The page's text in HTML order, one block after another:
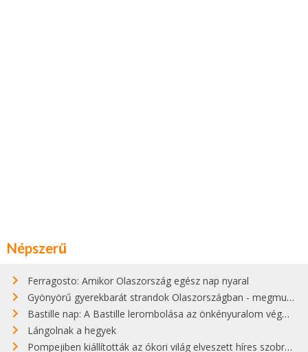
Népszerű
Ferragosto: Amikor Olaszország egész nap nyaral
Gyönyörű gyerekbarát strandok Olaszországban - megmutatjuk a 15 legjobbat
Bastille nap: A Bastille lerombolása az önkényuralom végét jelentette
Lángolnak a hegyek
Pompejiben kiállították az ókori világ elveszett híres szobrának másolatát